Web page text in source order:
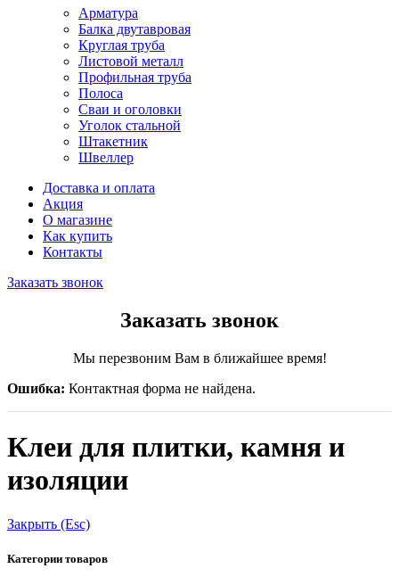
Арматура
Балка двутавровая
Круглая труба
Листовой металл
Профильная труба
Полоса
Сваи и оголовки
Уголок стальной
Штакетник
Швеллер
Доставка и оплата
Акция
О магазине
Как купить
Контакты
Заказать звонок
Заказать звонок
Мы перезвоним Вам в ближайшее время!
Ошибка: Контактная форма не найдена.
Клеи для плитки, камня и
изоляции
Закрыть (Esc)
Категории товаров